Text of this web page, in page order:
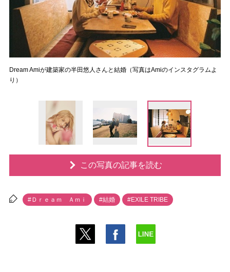
Dream Amiが建築家の半田悠人さんと結婚（写真はAmiのインスタグラムよ
り）
この写真の記事を読む
#Ｄｒｅａｍ Ａｍｉ #結婚 #EXILE TRIBE